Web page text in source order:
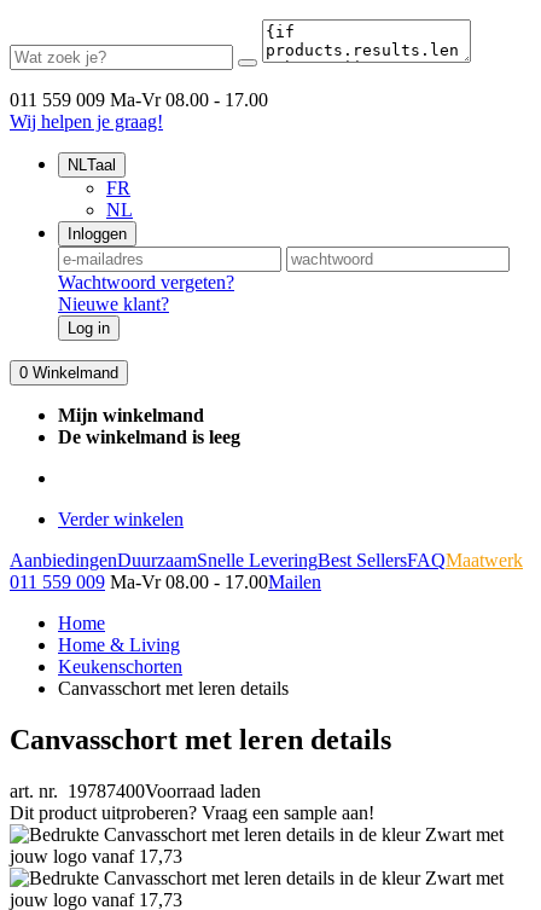
011 559 009 Ma-Vr 08.00 - 17.00
Wij helpen je graag!
NLTaal
FR
NL
Inloggen
Wachtwoord vergeten?
Nieuwe klant?
Log in
0 Winkelmand
Mijn winkelmand
De winkelmand is leeg
Verder winkelen
AanbiedingenDuurzaamSnelle LeveringBest SellersFAQMaatwerk
011 559 009 Ma-Vr 08.00 - 17.00Mailen
Home
Home & Living
Keukenschorten
Canvasschort met leren details
Canvasschort met leren details
art. nr. 19787400Voorraad laden
Dit product uitproberen? Vraag een sample aan!